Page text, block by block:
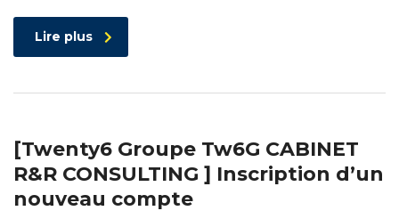
Lire plus
[Twenty6 Groupe Tw6G CABINET
R&R CONSULTING ] Inscription d’un
nouveau compte